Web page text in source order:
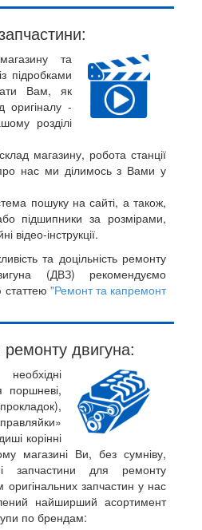
та
підробками
Вам, як
оригіналу -
розділі
магазину, робота станції
нас ми ділимось з Вами у
пошуку на сайті, а також,
підшипники за розмірами,
відео-інструкції.
та доцільність ремонту
(ДВЗ) рекомендуємо
"Ремонт та капремонт
двигуна:
поршневі,
корінні
магазині Ви, без сумніву,
запчастини для ремонту
запчастин у нас
найширший асортимент
по брендам: